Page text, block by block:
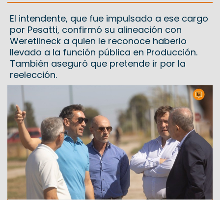
El intendente, que fue impulsado a ese cargo
por Pesatti, confirmó su alineación con
Weretilneck a quien le reconoce haberlo
llevado a la función pública en Producción.
También aseguró que pretende ir por la
reelección.